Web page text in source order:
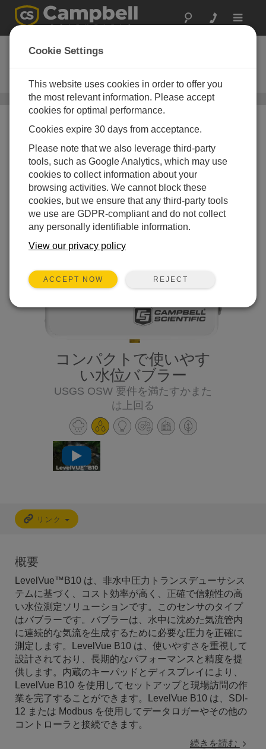
Toggle
LevelVue B10
スクリーン一体型 連続気泡式水
位バブラー
水位、流量センサ/ LevelVue B10
コンパクトで使いやす
い水位バブラー
USGS OSW 要件を満たすかまた
は上回る
リンク
概要
LevelVue™B10 は、非水中圧力トランスデューサシス
テムに基づく、コスト効率が高く、正確で信頼性の高
い水位測定ソリューションです。このセンサのタイプ
はバブラーです。バブラーは、水中に沈めた気流管内
に連続的な気流を生成するために必要な圧力を正確に
測定します。LevelVue B10 は、使いやすさを重視して
設計されており、長期的なパフォーマンスと精度を提
供します。内蔵のキーパッドとディスプレイにより、
LevelVue B10 を使用してセットアップと現場訪問の作
業を完了することができます。LevelVue B10 は、SDI-
12 または Modbus を使用してデータロガーやその他の
コントローラと接続できます。
続きを読む
Cookie Settings
This website uses cookies in order to offer you
the most relevant information. Please accept
cookies for optimal performance.
Cookies expire 30 days from acceptance.
Please note that we also leverage third-party
tools, such as Google Analytics, which may use
cookies to collect information about your
browsing activities. We cannot block these
cookies, but we ensure that any third-party tools
we use are GDPR-compliant and do not collect
any personally identifiable information.
View our privacy policy
ACCEPT NOW REJECT